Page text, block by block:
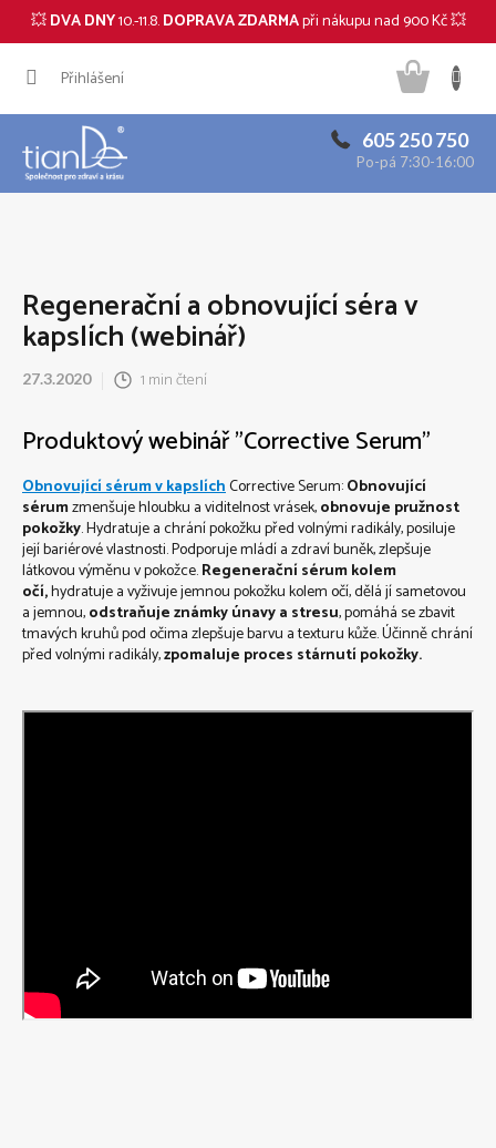
💥DVA DNY10.-11.8.DOPRAVA ZDARMApři nákupu nad 900 Kč 💥
Přihlášení
605 250 750
Po-pá 7:30-16:00
košík
Regenerační a obnovující séra v
kapslích (webinář)
27.3.2020 1 min čtení
Produktový webinář "Corrective Serum"
Obnovující sérum v kapslíchCorrective Serum:Obnovující
sérumzmenšuje hloubku a viditelnost vrásek,obnovuje pružnost
pokožky.Hydratuje achrání pokožku předvolnými radikály,posiluje
jejíbariérovévlastnosti.Podporujemládí azdravíbuněk,zlepšuje
látkovou výměnu v pokožce.Regenerační sérum kolem
očí,hydratuje avyživujejemnoupokožkukolem očí, dělá jísametovou
a jemnou,odstraňuje známky únavy a stresu,pomáhá se zbavit
tmavých kruhů pod očimazlepšujebarvu atexturukůže. Účinně chrání
před volnými radikály,zpomaluje proces stárnutí pokožky.